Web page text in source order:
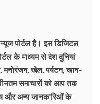
पोर्टल है। इस डिजिटल
के माध्यम से देश दुनियां
मनोरंजन, खेल, पर्यटन, खान-
समाचारों को आप तक
और अन्य जानकारिओं के